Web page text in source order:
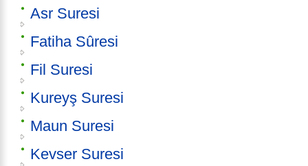
Asr Suresi
Fatiha Sûresi
Fil Suresi
Kureyş Suresi
Maun Suresi
Kevser Suresi